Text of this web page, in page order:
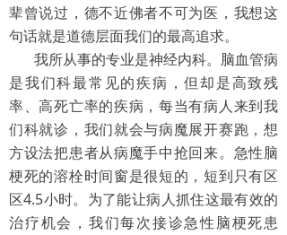
康复医学科
麻醉科
泌尿肛肠科
神经外科
神经内科
肾病内科
辈曾说过，德不近佛者不可为医，我想这
句话就是道德层面我们的最高追求。
我所从事的专业是神经内科。脑血管病
是我们科最常见的疾病，但却是高致残
率、高死亡率的疾病，每当有病人来到我
们科就诊，我们就会与病魔展开赛跑，想
方设法把患者从病魔手中抢回来。急性脑
梗死的溶栓时间窗是很短的，短到只有区
区4.5小时。为了能让病人抓住这最有效的
治疗机会，我们每次接诊急性脑梗死患